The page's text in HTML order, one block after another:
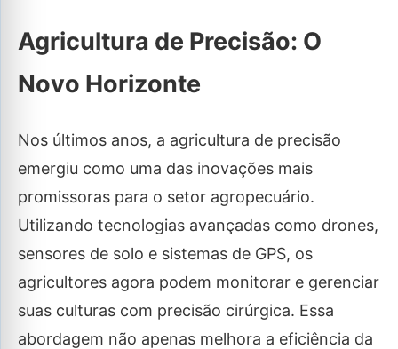
Agricultura de Precisão: O
Novo Horizonte
Nos últimos anos, a agricultura de precisão
emergiu como uma das inovações mais
promissoras para o setor agropecuário.
Utilizando tecnologias avançadas como drones,
sensores de solo e sistemas de GPS, os
agricultores agora podem monitorar e gerenciar
suas culturas com precisão cirúrgica. Essa
abordagem não apenas melhora a eficiência da